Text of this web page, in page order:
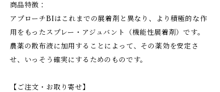
商品特徴：
アプローチBIはこれまでの展着剤と異なり、より積極的な作
用をもったスプレー・アジュバント（機能性展着剤）です。
農薬の散布液に加用することによって、その薬効を安定さ
せ、いっそう確実にするためのものです。
【ご注文・お取り寄せ】